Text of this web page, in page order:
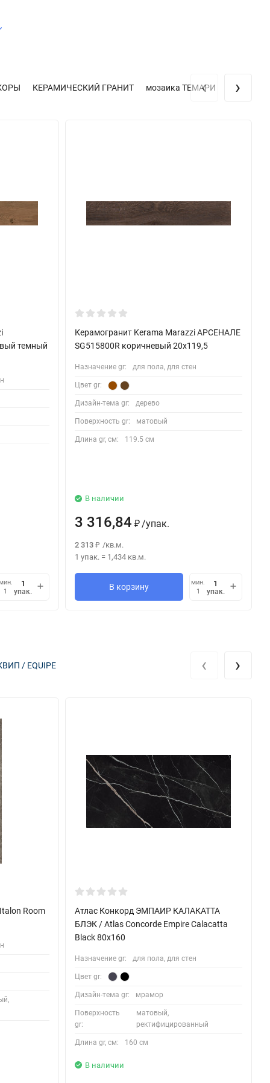
КЕРАМИЧЕСКИЙ ГРАНИТ мозаика ТЕМАРИ
темный
мин.
1
упак.
Керамогранит Kerama Marazzi АРСЕНАЛЕ
SG515800R коричневый 20x119,5
Назначение gr: для пола, для стен
Цвет gr:
Дизайн-тема gr: дерево
Поверхность gr: матовый
Длина gr, см: 119.5 см
В наличии
3 316,84 ₽ /упак.
2 313 ₽ /кв.м.
1 упак. = 1,434 кв.м.
В корзину
мин.
1
упак.
‹ ›
/ EQUIPE
Room
Атлас Конкорд ЭМПАИР КАЛАКАТТА
БЛЭК / Atlas Concorde Empire Calacatta
Black 80x160
Назначение gr: для пола, для стен
Цвет gr:
Дизайн-тема gr: мрамор
Поверхность
gr:
матовый,
ректифицированный
Длина gr, см: 160 см
В наличии
‹ ›